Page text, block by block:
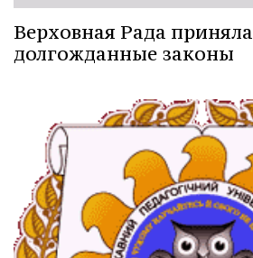
Верховная Рада приняла
долгожданные законы